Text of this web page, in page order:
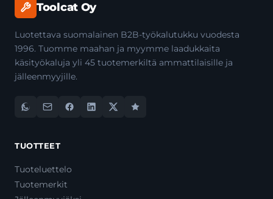
Toolcat Oy
Luotettava suomalainen B2B-työkalutukku vuodesta
1996. Tuomme maahan ja myymme laadukkaita
käsityökaluja yli 45 tuotemerkiltä ammattilaisille ja
jälleenmyyjille.
TUOTTEET
Tuoteluettelo
Tuotemerkit